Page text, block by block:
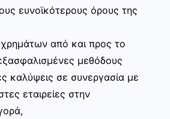
ευνοϊκότερους όρους της
από και προς το
μεθόδους
καλύψεις σε συνεργασία με
εταιρείες στην